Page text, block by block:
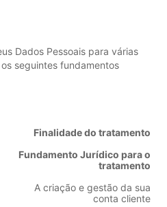
Dados Pessoais para várias
seguintes fundamentos
Finalidade do tratamento
Fundamento Jurídico para o
tratamento
A criação e gestão da sua
conta cliente